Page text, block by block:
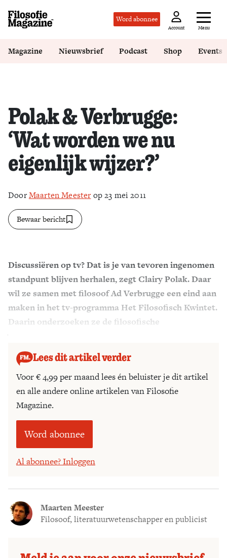
Word abonnee
Account Menu
Magazine Nieuwsbrief Podcast Shop Events
Polak & Verbrugge:
‘Wat worden we nu
eigenlijk wijzer?’
DoorMaarten Meester op 23 mei 2011
Bewaar bericht
Discussiëren op tv? Dat is je van tevoren ingenomen
standpunt blijven herhalen, zegt Clairy Polak. Daar
wil ze samen met filosoof Ad Verbrugge een eind aan
maken in het tv-programma Het Filosofisch Kwintet.
Daarin onderzoeken ze de filosofische
Lees dit artikel verder
Voor € 4,99 per maand lees én beluister je dit artikel
en alle andere online artikelen van Filosofie
Magazine.
Word abonnee
Al abonnee? Inloggen
Maarten Meester
Filosoof, literatuurwetenschapper en publicist